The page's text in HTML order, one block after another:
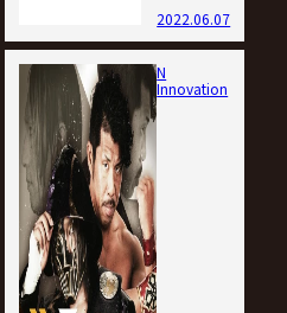
2022.06.07
N
Innovation